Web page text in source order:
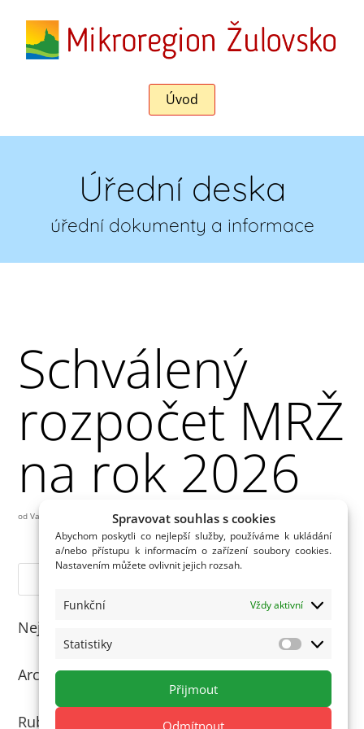
Spravovat souhlas s cookies
Abychom poskytli co nejlepší služby, používáme k ukládání
a/nebo přístupu k informacím o zařízení soubory cookies.
Nastavením můžete ovlivnit jejich rozsah.
Funkční Vždy aktivní
Statistiky Statistiky
Přijmout
Odmítnout
Úvod
Úřední deska
úřední dokumenty a informace
Schválený
rozpočet MRŽ
na rok 2026
odVašek
Nejnovější komentáře
Archivy
Rubriky